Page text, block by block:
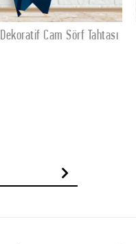
EKLECam Sörf Tahtası